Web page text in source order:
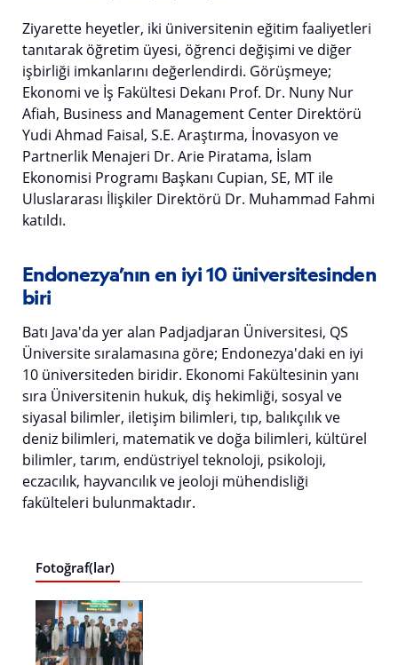
Ziyarette heyetler, iki üniversitenin eğitim faaliyetleri
tanıtarak öğretim üyesi, öğrenci değişimi ve diğer
işbirliği imkanlarını değerlendirdi. Görüşmeye;
Ekonomi ve İş Fakültesi Dekanı Prof. Dr. Nuny Nur
Afiah, Business and Management Center Direktörü
Yudi Ahmad Faisal, S.E. Araştırma, İnovasyon ve
Partnerlik Menajeri Dr. Arie Piratama, İslam
Ekonomisi Programı Başkanı Cupian, SE, MT ile
Uluslararası İlişkiler Direktörü Dr. Muhammad Fahmi
katıldı.
Endonezya’nın en iyi 10 üniversitesinden
biri
Batı Java'da yer alan Padjadjaran Üniversitesi, QS
Üniversite sıralamasına göre; Endonezya'daki en iyi
10 üniversiteden biridir. Ekonomi Fakültesinin yanı
sıra Üniversitenin hukuk, diş hekimliği, sosyal ve
siyasal bilimler, iletişim bilimleri, tıp, balıkçılık ve
deniz bilimleri, matematik ve doğa bilimleri, kültürel
bilimler, tarım, endüstriyel teknoloji, psikoloji,
eczacılık, hayvancılık ve jeoloji mühendisliği
fakülteleri bulunmaktadır.
Fotoğraf(lar)